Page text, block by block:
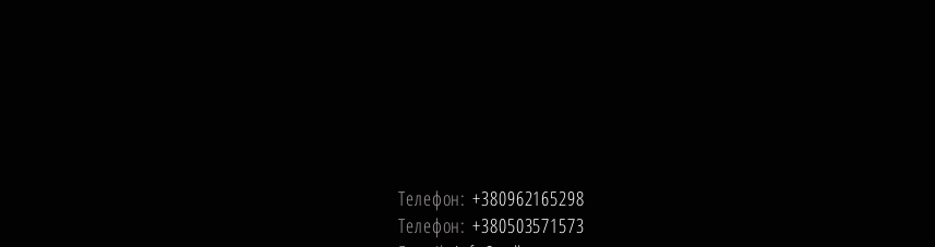
Телефон: +380962165298
Телефон: +380503571573